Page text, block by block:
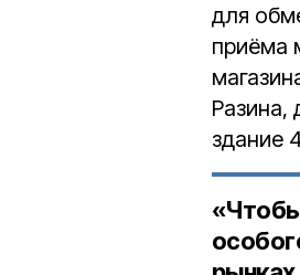
для
приёма
Разина,
здание